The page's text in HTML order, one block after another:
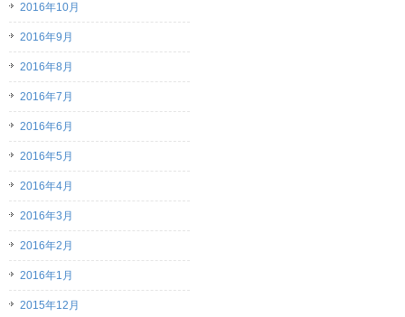
2016年10月
2016年9月
2016年8月
2016年7月
2016年6月
2016年5月
2016年4月
2016年3月
2016年2月
2016年1月
2015年12月